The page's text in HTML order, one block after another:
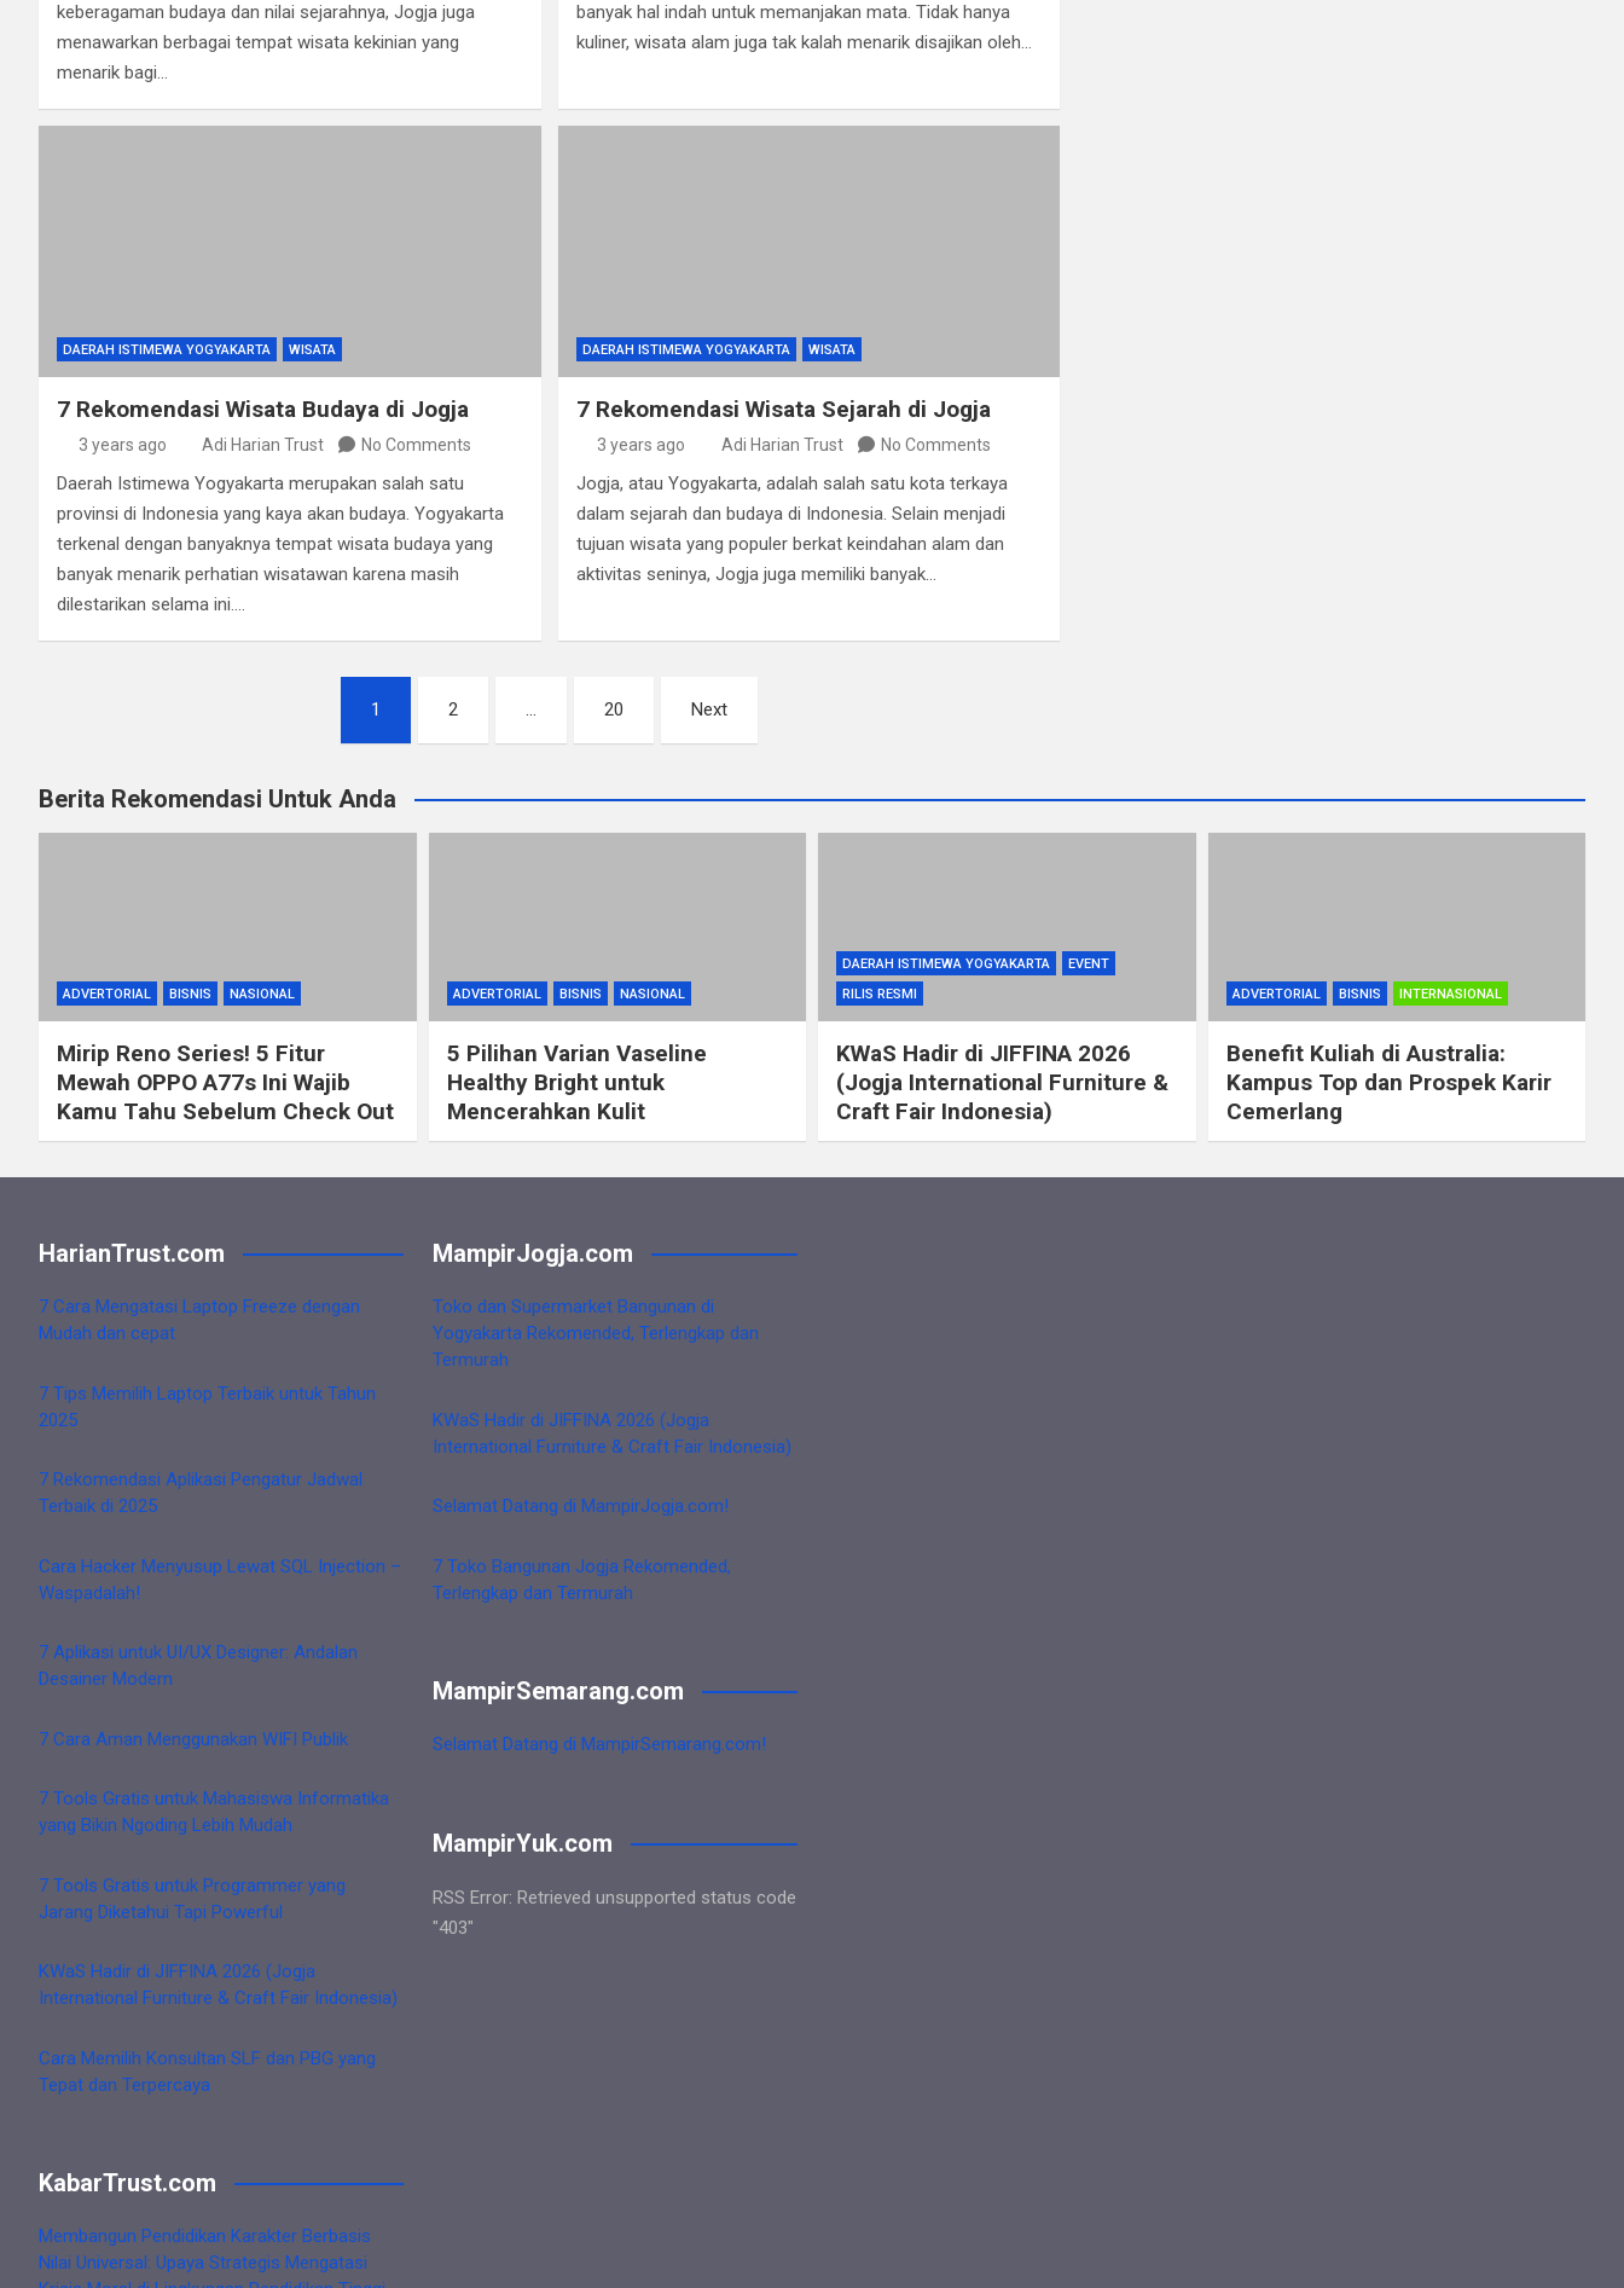
keberagaman budaya dan nilai sejarahnya, Jogja juga
menawarkan berbagai tempat wisata kekinian yang
menarik bagi…
banyak hal indah untuk memanjakan mata. Tidak hanya
kuliner, wisata alam juga tak kalah menarik disajikan oleh…
DAERAH ISTIMEWA YOGYAKARTA WISATA
7 Rekomendasi Wisata Budaya di Jogja
3 years ago Adi Harian Trust No Comments
Daerah Istimewa Yogyakarta merupakan salah satu
provinsi di Indonesia yang kaya akan budaya. Yogyakarta
terkenal dengan banyaknya tempat wisata budaya yang
banyak menarik perhatian wisatawan karena masih
dilestarikan selama ini.…
DAERAH ISTIMEWA YOGYAKARTA WISATA
7 Rekomendasi Wisata Sejarah di Jogja
3 years ago Adi Harian Trust No Comments
Jogja, atau Yogyakarta, adalah salah satu kota terkaya
dalam sejarah dan budaya di Indonesia. Selain menjadi
tujuan wisata yang populer berkat keindahan alam dan
aktivitas seninya, Jogja juga memiliki banyak…
1 2 … 20 Next
Berita Rekomendasi Untuk Anda
ADVERTORIAL BISNIS NASIONAL
Mirip Reno Series! 5 Fitur
Mewah OPPO A77s Ini Wajib
Kamu Tahu Sebelum Check Out
ADVERTORIAL BISNIS NASIONAL
5 Pilihan Varian Vaseline
Healthy Bright untuk
Mencerahkan Kulit
DAERAH ISTIMEWA YOGYAKARTA
EVENT
RILIS RESMI
KWaS Hadir di JIFFINA 2026
(Jogja International Furniture &
Craft Fair Indonesia)
ADVERTORIAL BISNIS INTERNASIONAL
Benefit Kuliah di Australia:
Kampus Top dan Prospek Karir
Cemerlang
HarianTrust.com
7 Cara Mengatasi Laptop Freeze dengan
Mudah dan cepat
7 Tips Memilih Laptop Terbaik untuk Tahun
2025
7 Rekomendasi Aplikasi Pengatur Jadwal
Terbaik di 2025
Cara Hacker Menyusup Lewat SQL Injection –
Waspadalah!
7 Aplikasi untuk UI/UX Designer: Andalan
Desainer Modern
7 Cara Aman Menggunakan WIFI Publik
7 Tools Gratis untuk Mahasiswa Informatika
yang Bikin Ngoding Lebih Mudah
7 Tools Gratis untuk Programmer yang
Jarang Diketahui Tapi Powerful
KWaS Hadir di JIFFINA 2026 (Jogja
International Furniture & Craft Fair Indonesia)
Cara Memilih Konsultan SLF dan PBG yang
Tepat dan Terpercaya
KabarTrust.com
Membangun Pendidikan Karakter Berbasis
Nilai Universal: Upaya Strategis Mengatasi
MampirJogja.com
Toko dan Supermarket Bangunan di
Yogyakarta Rekomended, Terlengkap dan
Termurah
KWaS Hadir di JIFFINA 2026 (Jogja
International Furniture & Craft Fair Indonesia)
Selamat Datang di MampirJogja.com!
7 Toko Bangunan Jogja Rekomended,
Terlengkap dan Termurah
MampirSemarang.com
Selamat Datang di MampirSemarang.com!
MampirYuk.com
RSS Error: Retrieved unsupported status code
"403"